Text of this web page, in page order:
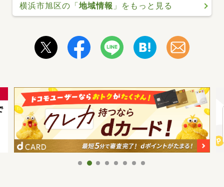
横浜市旭区の「地域情報 」をもっと見る